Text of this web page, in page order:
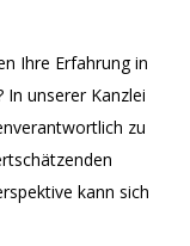
Ihre Erfahrung in
In unserer Kanzlei
zu
kann sich